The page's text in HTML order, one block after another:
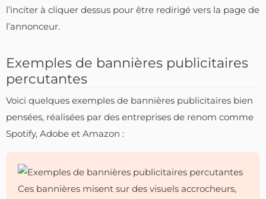
l’inciter à cliquer dessus pour être redirigé vers la page de
l’annonceur.
Exemples de bannières publicitaires
percutantes
Voici quelques exemples de bannières publicitaires bien
pensées, réalisées par des entreprises de renom comme
Spotify, Adobe et Amazon :
Ces bannières misent sur des visuels accrocheurs,